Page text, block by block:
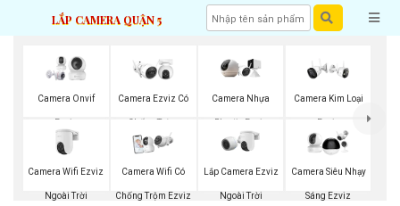
LẮP CAMERA QUẬN 5
Camera Onvif
Ezviz
Camera Ezviz Có
Chống Trộm
Camera Nhựa
Plastic Ezviz
Camera Kim Loại
Ezviz
Camera Wifi Ezviz
Ngoài Trời
Camera Wifi Có
Chống Trộm Ezviz
Lắp Camera Ezviz
Ngoài Trời
Camera Siêu Nhạy
Sáng Ezviz